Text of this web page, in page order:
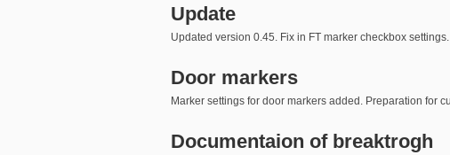
Update
Updated version 0.45. Fix in FT marker checkbox settings.
Door markers
Marker settings for door markers added. Preparation for
Documentaion of breaktrogh